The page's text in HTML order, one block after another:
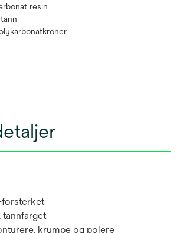
resin
forsterket
tannfarget
krympe og polere